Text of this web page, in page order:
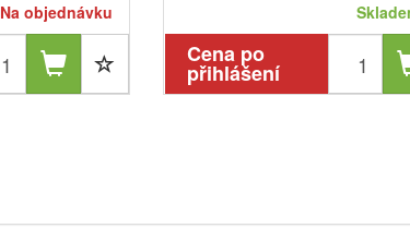
Na objednávku
Cena po
přihlášení